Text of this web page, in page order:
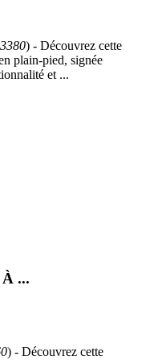
) - Découvrez cette
plain-pied, signée
et ...
...
) - Découvrez cette